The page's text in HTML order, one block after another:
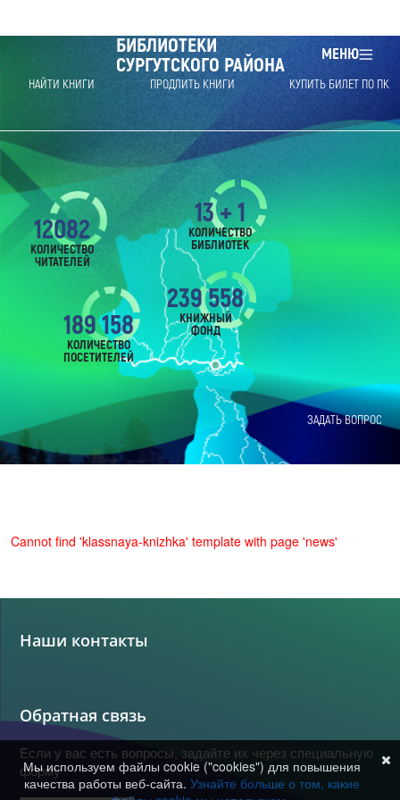
МЕНЮ
БИБЛИОТЕКИ
СУРГУТСКОГО РАЙОНА
НАЙТИ КНИГИ ПРОДЛИТЬ КНИГИ КУПИТЬ БИЛЕТ ПО ПК
ЗАДАТЬ ВОПРОС
12082
КОЛИЧЕСТВО
ЧИТАТЕЛЕЙ
189 158
КОЛИЧЕСТВО
ПОСЕТИТЕЛЕЙ
239 558
КНИЖНЫЙ
ФОНД
13 + 1
КОЛИЧЕСТВО
БИБЛИОТЕК
Cannot find 'klassnaya-knizhka' template with page 'news'
Наши контакты
Обратная связь
Если у вас есть вопросы, задайте их через специальную
форму
Мы используем файлы cookie ("cookies") для повышения
качества работы веб-сайта. Узнайте больше о том, какие